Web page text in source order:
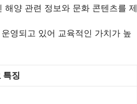
양 관련 정보와 문화 콘텐츠를 제
영되고 있어 교육적인 가치가 높
특징